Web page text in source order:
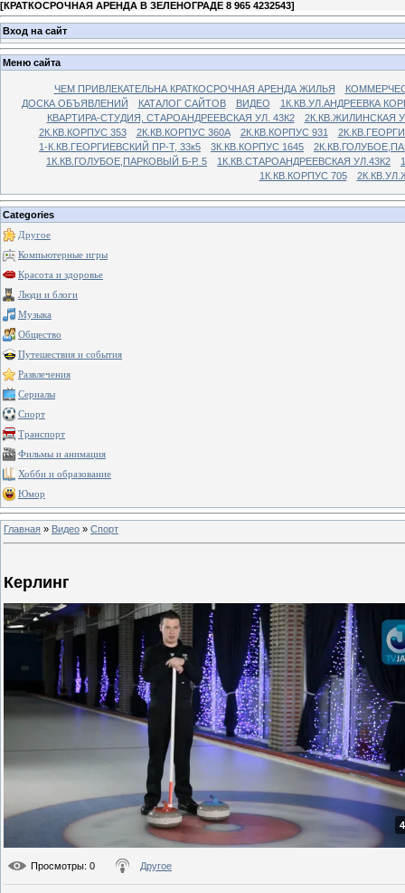
[КРАТКОСРОЧНАЯ АРЕНДА В ЗЕЛЕНОГРАДЕ 8 965 4232543]
Вход на сайт
Меню сайта
ЧЕМ ПРИВЛЕКАТЕЛЬНА КРАТКОСРОЧНАЯ АРЕНДА ЖИЛЬЯ
ДОСКА ОБЪЯВЛЕНИЙ
КАТАЛОГ САЙТОВ ВИДЕО
1К.КВ.УЛ.АНДРЕЕВКА
КВАРТИРА-СТУДИЯ, СТАРОАНДРЕЕВСКАЯ УЛ. 43К2
2К.КВ.ЖИЛИНСКАЯ
2К.КВ.КОРПУС 353
2К.КВ.КОРПУС 360А 2К.КВ.КОРПУС 931
1-К.КВ.ГЕОРГИЕВСКИЙ ПР-Т, 33к5
3К.КВ.КОРПУС 1645
1К.КВ.ГОЛУБОЕ,ПАРКОВЫЙ Б-Р. 5
1К.КВ.СТАРОАНДРЕЕВСКАЯ УЛ.43К2
1К.КВ.КОРПУС 705
Categories
Другое
Компьютерные игры
Красота и здоровье
Люди и блоги
Музыка
Общество
Путешествия и события
Развлечения
Сериалы
Спорт
Транспорт
Фильмы и анимация
Хобби и образование
Юмор
Главная » Видео » Спорт
Керлинг
Просмотры: 0 Другое